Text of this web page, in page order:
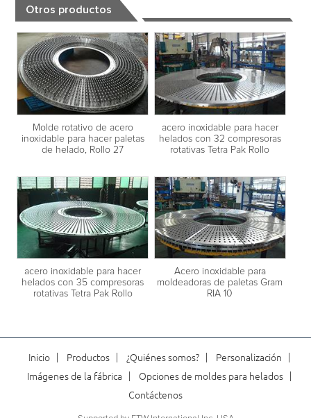
Otros productos
Molde rotativo de acero
inoxidable para hacer paletas
de helado, Rollo 27
acero inoxidable para hacer
helados con 32 compresoras
rotativas Tetra Pak Rollo
acero inoxidable para hacer
helados con 35 compresoras
rotativas Tetra Pak Rollo
Acero inoxidable para
moldeadoras de paletas Gram
RIA 10
Inicio Productos ¿Quiénes somos?
Personalización
Imágenes de la fábrica
Opciones de moldes para helados
Contáctenos